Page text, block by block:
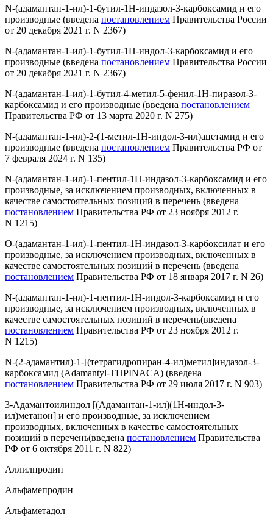
N-(адамантан-1-ил)-1-бутил-1H-индазол-3-карбоксамид и его
производные (введена постановлением Правительства России
от 20 декабря 2021 г. N 2367)
N-(адамантан-1-ил)-1-бутил-1H-индол-3-карбоксамид и его
производные (введена постановлением Правительства России
от 20 декабря 2021 г. N 2367)
N-(адамантан-1-ил)-1-бутил-4-метил-5-фенил-1H-пиразол-3-
карбоксамид и его производные (введена постановлением
Правительства РФ от 13 марта 2020 г. N 275)
N-(адамантан-1-ил)-2-(1-метил-1Н-индол-3-ил)ацетамид и его
производные (введена постановлением Правительства РФ от
7 февраля 2024 г. N 135)
N-(адамантан-1-ил)-1-пентил-1Н-индазол-3-карбоксамид и его
производные, за исключением производных, включенных в
качестве самостоятельных позиций в перечень (введена
постановлением Правительства РФ от 23 ноября 2012 г.
N 1215)
O-(адамантан-1-ил)-1-пентил-1Н-индазол-3-карбоксилат и его
производные, за исключением производных, включенных в
качестве самостоятельных позиций в перечень (введена
постановлением Правительства РФ от 18 января 2017 г. N 26)
N-(адамантан-1-ил)-1-пентил-1Н-индол-3-карбоксамид и его
производные, за исключением производных, включенных в
качестве самостоятельных позиций в перечень(введена
постановлением Правительства РФ от 23 ноября 2012 г.
N 1215)
N-(2-адамантил)-1-[(тетрагидропиран-4-ил)метил]индазол-3-
карбоксамид (Adamantyl-THPINACA) (введена
постановлением Правительства РФ от 29 июля 2017 г. N 903)
3-Адамантоилиндол [(Адамантан-1-ил)(1Н-индол-3-
ил)метанон] и его производные, за исключением
производных, включенных в качестве самостоятельных
позиций в перечень(введена постановлением Правительства
РФ от 6 октября 2011 г. N 822)
Аллилпродин
Альфамепродин
Альфаметадол